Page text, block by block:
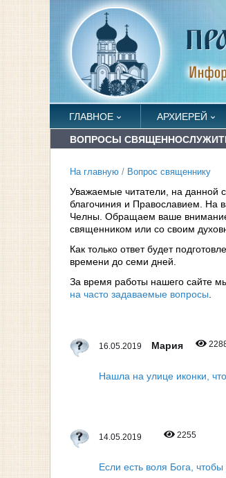
ГЛАВНОЕ АРХИЕРЕЙ
ВОПРОСЫ
На главную / Вопрос священнику
Уважаемые читатели, на данной
благочиния и Православием. На
Челны. Обращаем ваше
священником или со своим
Как только ответ будет
времени до семи дней.
За время работы нашего сайте
на часто задаваемые вопросы.
16.05.2019 Мария
Нашла на улице иконки,
14.05.2019 2255
Если есть воля Бога,